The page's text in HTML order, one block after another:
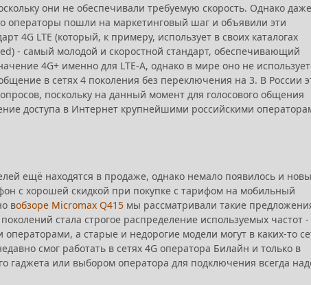
они не обеспечивали требуемую скорость. Однако даже
операторы пошли на маркетинговый шаг и объявили эти
4G LTE (который, к примеру, использует в своих каталогах
- самый молодой и скоростной стандарт, обеспечивающий
4G+ именно для LTE-A, однако в мире оно не
в сетях 4 поколения без переключения на 3. В России
поскольку на данный момент для голосового общения
доступа в Интернет крупнейшими российскими
ещё находятся в продаже, однако немало появилось и
с хорошей скидкой при покупке с тарифом на мобильный
вобзоре Micromax Q415 мы рассматривали такие
стала строгое распределение используемых частот -
а старые и недорогие модели могут в каких-то
смог работать в сетях 4G оператора Билайн и только в
гаджета или выбором оператора для подключения всегда